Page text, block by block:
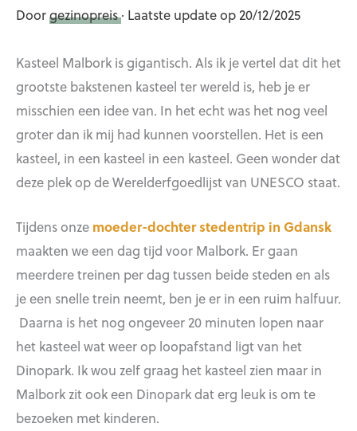
Doorgezinopreis· Laatste update op 20/12/2025
Kasteel Malbork is gigantisch. Als ik je vertel dat dit het
grootste bakstenen kasteel ter wereld is, heb je er
misschien een idee van. In het echt was het nog veel
groter dan ik mij had kunnen voorstellen. Het is een
kasteel, in een kasteel in een kasteel. Geen wonder dat
deze plek op de Werelderfgoedlijst van UNESCO staat.
Tijdens onze moeder-dochter stedentrip in Gdansk
maakten we een dag tijd voor Malbork. Er gaan
meerdere treinen per dag tussen beide steden en als
je een snelle trein neemt, ben je er in een ruim halfuur.
Daarna is het nog ongeveer 20 minuten lopen naar
het kasteel wat weer op loopafstand ligt van het
Dinopark. Ik wou zelf graag het kasteel zien maar in
Malbork zit ook een Dinopark dat erg leuk is om te
bezoeken met kinderen.